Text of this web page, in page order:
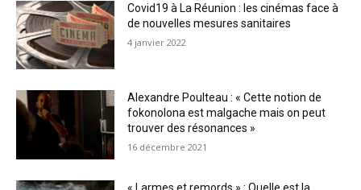
Covid19 à La Réunion : les cinémas face à
de nouvelles mesures sanitaires
4 janvier 2022
Alexandre Poulteau : « Cette notion de
fokonolona est malgache mais on peut
trouver des résonances »
16 décembre 2021